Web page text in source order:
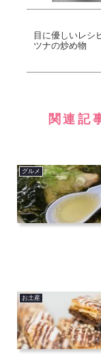
目に優しいレ
ツナの炒め物
関連記
グルメ
お土産